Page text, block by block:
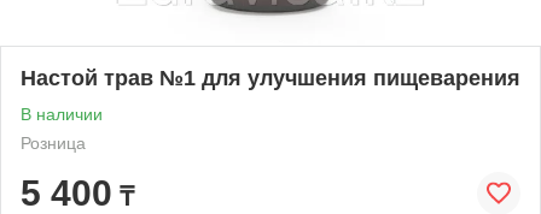
Настой трав №1 для улучшения пищеварения
В наличии
Розница
5 400 ₸